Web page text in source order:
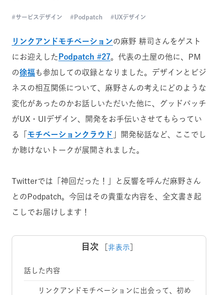
サービスデザイン Podpatch UXデザイン
リンクアンドモチベーションの麻野 耕司さんをゲスト
にお迎えした Podpatch #27。代表の土屋の他に、PM
の徐福も参加しての収録となりました。デザインとビジ
ネスの相互関係について、麻野さんの考えにどのような
変化があったのかお話しいただいた他に、グッドパッチ
がUX・UIデザイン、開発をお手伝いさせてもらってい
る「 モチベーションクラウド
」開発秘話など、ここでし
か聴けないトークが展開されました。
Twitterでは「神回だった！」と反響を呼んだ麻野さん
とのPodpatch。今回はその貴重な内容を、全文書き起
こしでお届けします！
目次 非表示
話した内容
リンクアンドモチベーションに出会って、初め